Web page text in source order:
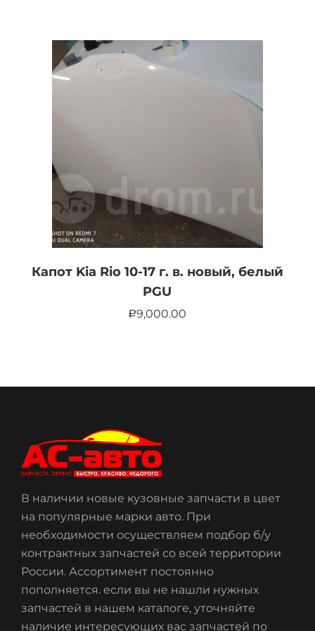
Капот Kia Rio 10-17 г. в. новый, белый
PGU
Р9,000.00
В наличии новые кузовные запчасти в цвет
на популярные марки авто. При
необходимости осуществляем подбор б/у
контрактных запчастей со всей территории
России. Ассортимент постоянно
пополняется. если вы не нашли нужных
запчастей в нашем каталоге, уточняйте
наличие интересующих вас запчастей по